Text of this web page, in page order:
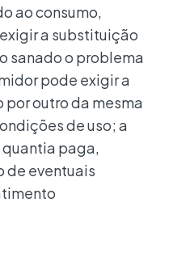
ao consumo,
a substituição
sanado o problema
pode exigir a
outro da mesma
de uso; a
paga,
de eventuais